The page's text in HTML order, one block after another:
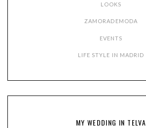
LOOKS
ZAMORADEMODA
EVENTS
LIFE STYLE IN MADRID
MY WEDDING IN TELVA